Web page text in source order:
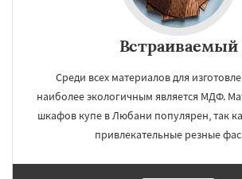
Встраиваемый
Среди всех материалов для
наиболее экологичным является МДФ.
шкафов купе в Любани популярен, так
привлекательные резные